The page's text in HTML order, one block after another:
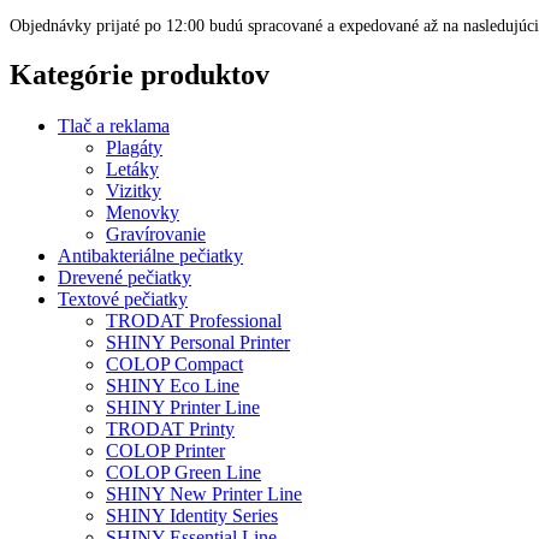
Objednávky prijaté po 12:00 budú spracované a expedované až na
Kategórie produktov
Tlač a reklama
Plagáty
Letáky
Vizitky
Menovky
Gravírovanie
Antibakteriálne pečiatky
Drevené pečiatky
Textové pečiatky
TRODAT Professional
SHINY Personal Printer
COLOP Compact
SHINY Eco Line
SHINY Printer Line
TRODAT Printy
COLOP Printer
COLOP Green Line
SHINY New Printer Line
SHINY Identity Series